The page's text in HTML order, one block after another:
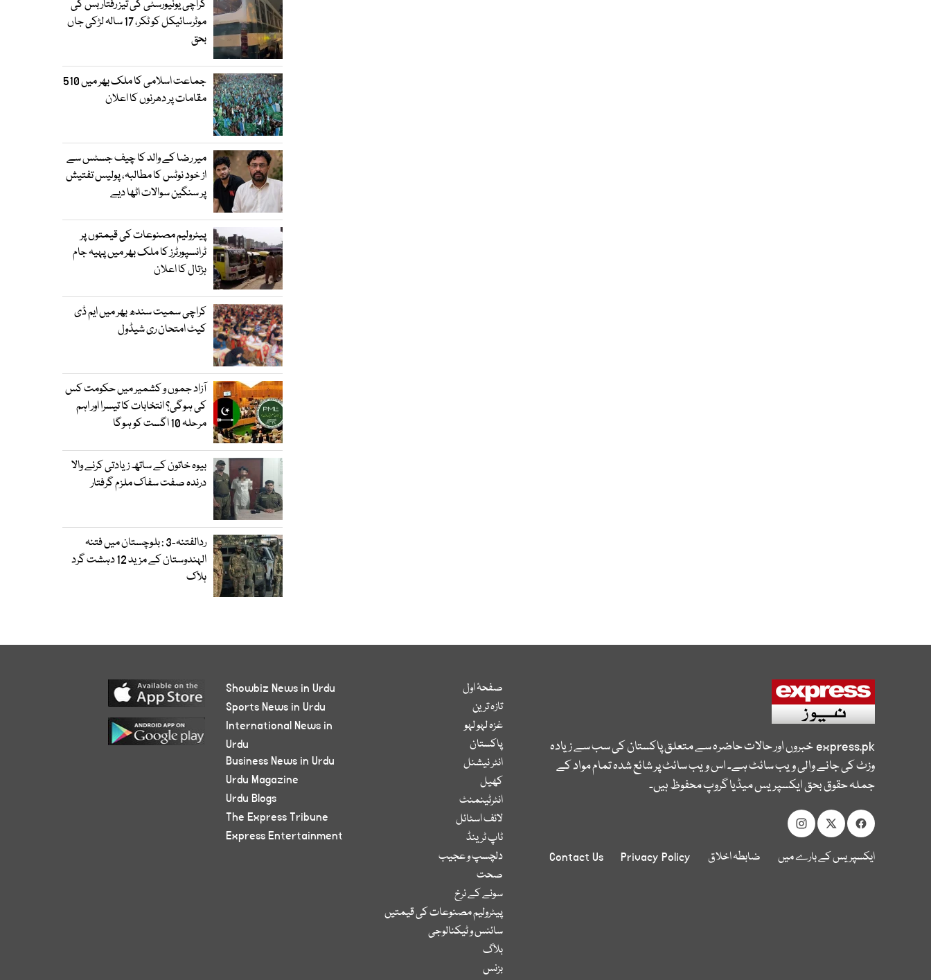
کراچی یونیورسٹی کی تیز رفتار بس کی
موٹرسائیکل کو ٹکر، 17 سالہ لڑکی جاں
بحق
جماعت اسلامی کا ملک بھر میں 510
مقامات پر دھرنوں کا اعلان
میر رضا کے والد کا چیف جسٹس سے
از خود نوٹس کا مطالبہ، پولیس تفتیش
پر سنگین سوالات اٹھا دیے
پیٹرولیم مصنوعات کی قیمتوں پر
ٹرانسپورٹرز کا ملک بھر میں پہیہ جام
ہڑتال کا اعلان
کراچی سمیت سندھ بھر میں ایم ڈی
کیٹ امتحان ری شیڈول
آزاد جموں و کشمیر میں حکومت کس
کی ہوگی؟ انتخابات کا تیسرا اور اہم
مرحلہ 10 اگست کو ہوگا
بیوہ خاتون کے ساتھ زیادتی کرنے والا
درندہ صفت سفاک ملزم گرفتار
ردالفتنہ-3 : بلوچستان میں فتنہ
الہندوستان کے مزید 12 دہشت گرد
ہلاک
express.pkخبروں اور حالات حاضرہ سے متعلق پاکستان کی سب سے زیادہ
وزٹ کی جانے والی ویب سائٹ ہے۔ اس ویب سائٹ پر شائع شدہ تمام مواد کے
جملہ حقوق بحق ایکسپریس میڈیا گروپ محفوظ ہیں۔
ایکسپریس کے بارے میں ضابطہ اخلاق Privacy Policy
Contact Us
صفحۂ اول
تازہ ترین
غزہ لہو لہو
پاکستان
انٹر نیشنل
کھیل
انٹرٹینمنٹ
لائف اسٹائل
ٹاپ ٹرینڈ
دلچسپ و عجیب
صحت
سونے کے نرخ
پیٹرولیم مصنوعات کی قیمتیں
سائنس و ٹیکنالوجی
بلاگ
بزنس
Showbiz News in Urdu
Sports News in Urdu
International News in
Urdu
Business News in Urdu
Urdu Magazine
Urdu Blogs
The Express Tribune
Express Entertainment